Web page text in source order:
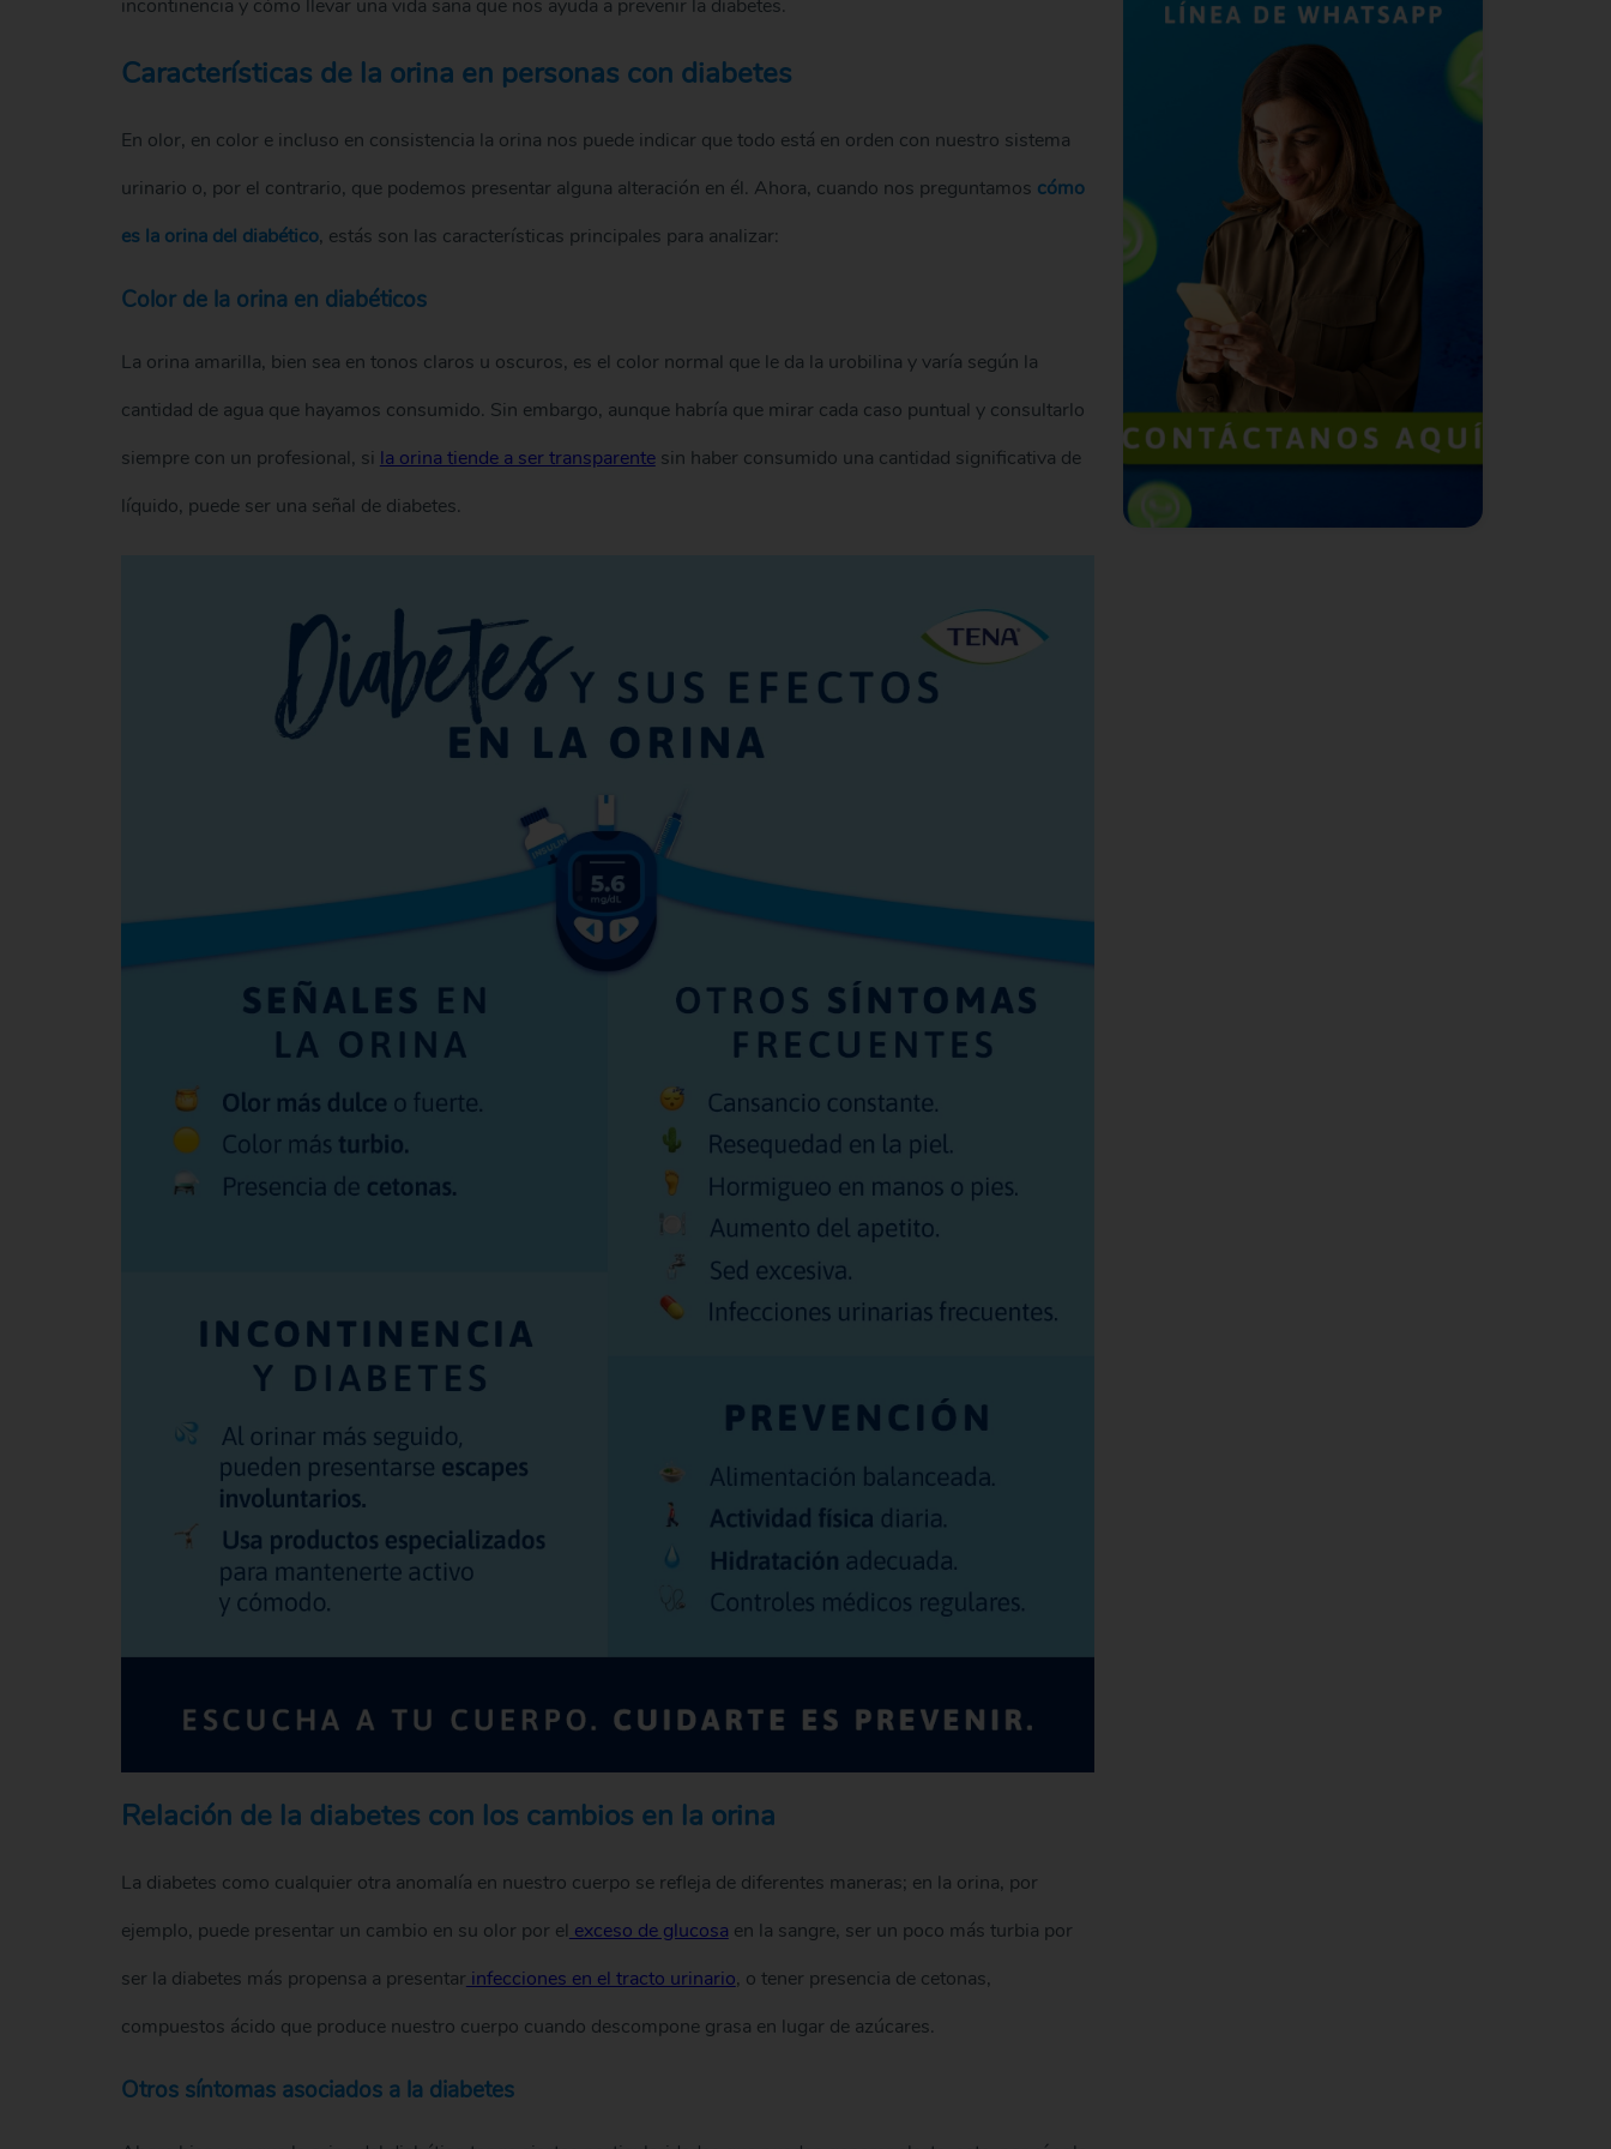
incontinencia y cómo llevar una vida sana que nos ayuda a prevenir la diabetes.
Características de la orina en personas con diabetes
En olor, en color e incluso en consistencia la orina nos puede indicar que todo está en orden con nuestro sistema
urinario o, por el contrario, que podemos presentar alguna alteración en él. Ahora, cuando nos preguntamos cómo
es la orina del diabético, estás son las características principales para analizar:
Color de la orina en diabéticos
La orina amarilla, bien sea en tonos claros u oscuros, es el color normal que le da la urobilina y varía según la
cantidad de agua que hayamos consumido. Sin embargo, aunque habría que mirar cada caso puntual y consultarlo
siempre con un profesional, si la orina tiende a ser transparentesin haber consumido una cantidad significativa de
líquido, puede ser una señal de diabetes.
Relación de la diabetes con los cambios en la orina
La diabetes como cualquier otra anomalía en nuestro cuerpo se refleja de diferentes maneras; en la orina, por
ejemplo, puede presentar un cambio en su olor por el exceso de glucosa en la sangre, ser un poco más turbia por
ser la diabetes más propensa a presentar infecciones en el tracto urinario, o tener presencia de cetonas,
compuestos ácido que produce nuestro cuerpo cuando descompone grasa en lugar de azúcares.
Otros síntomas asociados a la diabetes